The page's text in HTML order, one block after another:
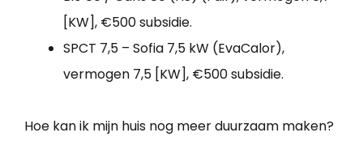
[KW], €500 subsidie.
SPCT 7,5 – Sofia 7,5 kW (EvaCalor),
vermogen 7,5 [KW], €500 subsidie.
Hoe kan ik mijn huis nog meer duurzaam maken?